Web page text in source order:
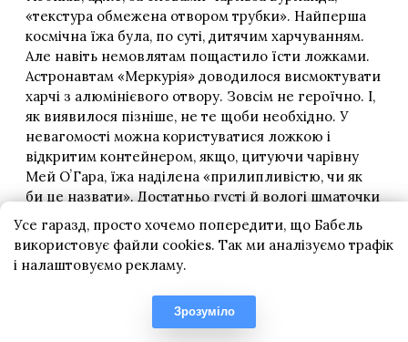
Усе гаразд, просто хочемо попередити, що Бабель
використовує файли cookies. Так ми аналізуємо трафік
і налаштовуємо рекламу.
Зрозуміло